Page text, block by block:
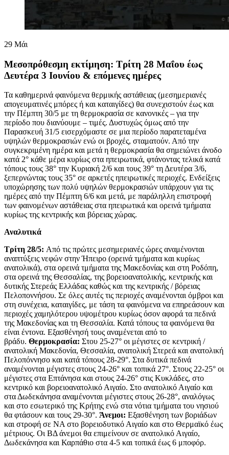
29 Μάι
Μεσοπρόθεσμη εκτίμηση: Τρίτη 28 Μαΐου έως
Δευτέρα 3 Ιουνίου & επόμενες ημέρες
Τα καθημερινά φαινόμενα θερμικής αστάθειας (μεσημεριανές
απογευματινές μπόρες ή και καταιγίδες) θα συνεχιστούν έως και
την Πέμπτη 30/5 με τη θερμοκρασία σε κανονικές – για την
περίοδο που διανύουμε – τιμές. Δυστυχώς όμως από την
Παρασκευή 31/5 εισερχόμαστε σε μια περίοδο παρατεταμένα
υψηλών θερμοκρασιών ενώ οι βροχές, σταματούν. Από την
συγκεκριμένη ημέρα και μετά η θερμοκρασία θα σημειώνει άνοδο
κατά 2° κάθε μέρα κυρίως στα ηπειρωτικά, φτάνοντας τελικά κατά
τόπους τους 38° την Κυριακή 2/6 και τους 39° τη Δευτέρα 3/6,
ξεπερνώντας τους 35° σε αρκετές ηπειρωτικές περιοχές. Ενδείξεις
υποχώρησης των πολύ υψηλών θερμοκρασιών υπάρχουν για τις
ημέρες από την Πέμπτη 6/6 και μετά, με παράληλλη επιστροφή
των φαινομένων αστάθειας στα ηπειρωτικά και ορεινά τμήματα
κυρίως της κεντρικής και βόρειας χώρας.
Αναλυτικά
Τρίτη 28/5: Από τις πρώτες μεσημεριανές ώρες αναμένονται
αναπτύξεις νεφών στην Ήπειρο (ορεινά τμήματα και κυρίως
ανατολικά), στα ορεινά τμήματα της Μακεδονίας και στη Ροδόπη,
στα ορεινά της Θεσσαλίας, της βορειοανατολικής, κεντρικής και
δυτικής Στερεάς Ελλάδας καθώς και της κεντρικής / βόρειας
Πελοποννήσου. Σε όλες αυτές τις περιοχές αναμένονται όμβροι και
στη συνέχεια, καταιγίδες, με τάση τα φαινόμενα να επηρεάσουν και
περιοχές χαμηλότερου υψομέτρου κυρίως όσον αφορά τα πεδινά
της Μακεδονίας και τη Θεσσαλία. Κατά τόπους τα φαινόμενα θα
είναι έντονα. Εξασθένησή τους αναμένεται από το
βράδυ. Θερμοκρασία: Στου 25-27° οι μέγιστες σε κεντρική /
ανατολική Μακεδονία, Θεσσαλία, ανατολική Στερεά και ανατολική
Πελοπόννησο και κατά τόπους 28-29°. Στα δυτικά πεδινά
αναμένονται μέγιστες στους 24-26° και τοπικά 27°. Στους 22-25° οι
μέγιστες στα Επτάνησα και στους 24-26° στις Κυκλάδες, στο
κεντρικό και βορειοανατολικό Αιγαίο. Στο ανατολικό Αιγαίο και
στα Δωδεκάνησα αναμένονται μέγιστες στους 26-28°, αναλόγως
και στο εσωτερικό της Κρήτης ενώ στα νότια τμήματα του νησιού
θα φτάσουν και τους 29-30°. Άνεμοι: Εξασθένηση των βοριάδων
και στροφή σε ΝΑ στο βορειοδυτικό Αιγαίο και στο Θερμαϊκό έως
μέτριους. Οι ΒΔ άνεμοι θα επιμείνουν σε ανατολικό Αιγαίο,
Δωδεκάνησα και Καρπάθιο στα 4-5 και τοπικά έως 6 μποφόρ.